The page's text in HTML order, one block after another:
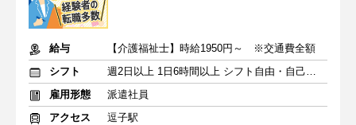
給与
【介護福祉士】時給1950円～ ※交通費全額
シフト
週2日以上 1日6時間以上 シフト自由・自己申告
雇用形態
派遣社員
アクセス
逗子駅